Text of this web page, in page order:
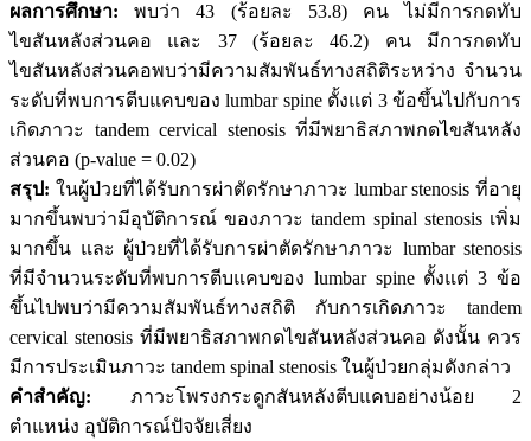
ผลการศึกษา: พบว่า 43 (ร้อยละ 53.8) คน ไม่มีการกดทับ
ไขสันหลังส่วนคอ และ 37 (ร้อยละ 46.2) คน มีการกดทับ
ไขสันหลังส่วนคอพบว่ามีความสัมพันธ์ทางสถิติระหว่าง จำนวน
ระดับที่พบการตีบแคบของ lumbar spine ตั้งแต่ 3 ข้อขึ้นไปกับการ
เกิดภาวะ tandem cervical stenosis ที่มีพยาธิสภาพกดไขสันหลัง
ส่วนคอ (p-value = 0.02)
สรุป: ในผู้ป่วยที่ได้รับการผ่าตัดรักษาภาวะ lumbar stenosis ที่อายุ
มากขึ้นพบว่ามีอุบัติการณ์ ของภาวะ tandem spinal stenosis เพิ่ม
มากขึ้น และ ผู้ป่วยที่ได้รับการผ่าตัดรักษาภาวะ lumbar stenosis
ที่มีจำนวนระดับที่พบการตีบแคบของ lumbar spine ตั้งแต่ 3 ข้อ
ขึ้นไปพบว่ามีความสัมพันธ์ทางสถิติ กับการเกิดภาวะ tandem
cervical stenosis ที่มีพยาธิสภาพกดไขสันหลังส่วนคอ ดังนั้น ควร
มีการประเมินภาวะ tandem spinal stenosis ในผู้ป่วยกลุ่มดังกล่าว
คำสำคัญ: ภาวะโพรงกระดูกสันหลังตีบแคบอย่างน้อย 2
ตำแหน่ง อุบัติการณ์ปัจจัยเสี่ยง